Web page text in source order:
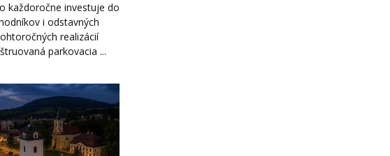
každoročne investuje do
i odstavných
realizácií
parkovacia ...